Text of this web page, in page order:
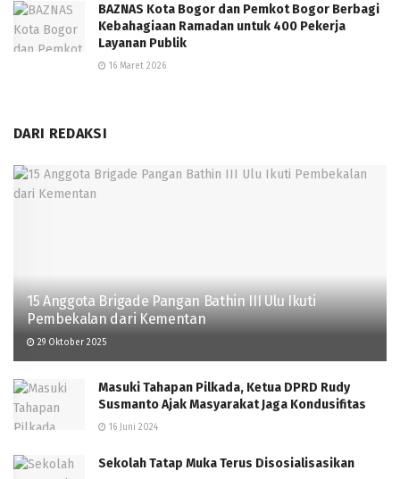
BAZNAS Kota Bogor dan Pemkot Bogor Berbagi
Kebahagiaan Ramadan untuk 400 Pekerja
Layanan Publik
16 Maret 2026
DARI REDAKSI
15 Anggota Brigade Pangan Bathin III Ulu Ikuti
Pembekalan dari Kementan
29 Oktober 2025
Masuki Tahapan Pilkada, Ketua DPRD Rudy
Susmanto Ajak Masyarakat Jaga Kondusifitas
16 Juni 2024
Sekolah Tatap Muka Terus Disosialisasikan